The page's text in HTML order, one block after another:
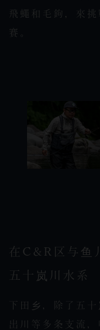
飛蠅和毛鉤，來
賽。
在C&R区与鱼
五十岚川水系
下田乡，除了五
出川等多条支流